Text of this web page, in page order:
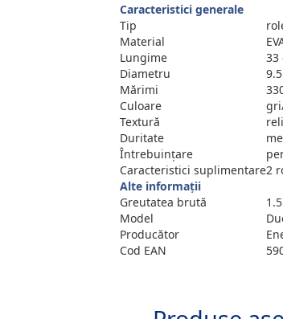
Caracteristici generale
Tip
Material
Lungime
33
Diametru
Mărimi
Culoare
Textură
Duritate
Întrebuințare
Caracteristici suplimentare2
Alte informații
Greutatea brută
Model
Producător
Cod EAN